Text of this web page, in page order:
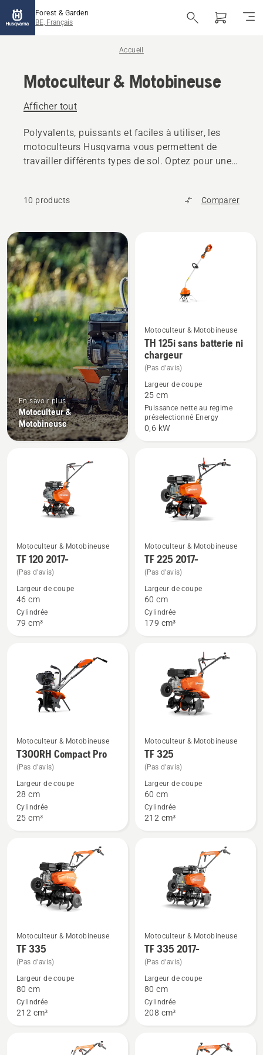
Forest & Garden
BE, Français
Accueil
Motoculteur & Motobineuse
Afficher tout
Polyvalents, puissants et faciles à utiliser, les
motoculteurs Husqvarna vous permettent de
travailler différents types de sol. Optez pour une
L’innovation, la qualité et la fiabilité suédoises.
motobineuses Husqvarna, et choisissez la
machine qui répond parfaitement à vos besoins.
Il existe une Husqvarna pour chaque type de
travaux.
10 products Comparer
Tous
les
produits
En savoir plus
Motoculteur &
Motobineuse
Voir
plus
de
détails
sur
TH 125i
sans
Motoculteur & Motobineuse
TH 125i sans batterie ni
chargeur
(Pas d'avis)
Largeur de coupe
25 cm
Puissance nette au regime
préselectionné Energy
0,6 kW
Voir
plus
de
détails
sur
TF 120
Motoculteur & Motobineuse
TF 120 2017-
(Pas d'avis)
Largeur de coupe
46 cm
Cylindrée
79 cm³
Voir
plus
de
détails
sur
TF 225
Motoculteur & Motobineuse
TF 225 2017-
(Pas d'avis)
Largeur de coupe
60 cm
Cylindrée
179 cm³
Voir
plus
de
détails
sur
T300RH
Motoculteur & Motobineuse
T300RH Compact Pro
(Pas d'avis)
Largeur de coupe
28 cm
Cylindrée
25 cm³
Voir
plus
de
détails
sur
TF 325
Motoculteur & Motobineuse
TF 325
(Pas d'avis)
Largeur de coupe
60 cm
Cylindrée
212 cm³
Voir
plus
de
détails
sur
TF 335
Motoculteur & Motobineuse
TF 335
(Pas d'avis)
Largeur de coupe
80 cm
Cylindrée
212 cm³
Voir
plus
de
détails
sur
TF 335
Motoculteur & Motobineuse
TF 335 2017-
(Pas d'avis)
Largeur de coupe
80 cm
Cylindrée
208 cm³